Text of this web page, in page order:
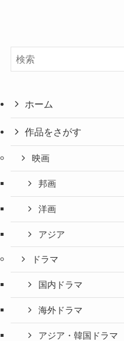
ホーム
作品をさがす
映画
邦画
洋画
アジア
ドラマ
国内ドラマ
海外ドラマ
アジア・韓国ドラマ